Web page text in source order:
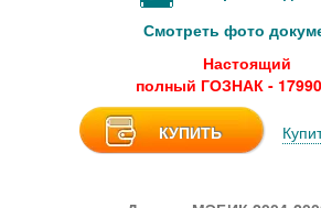
Смотреть фото
Настоящий
полный ГОЗНАК -
КУПИТЬ